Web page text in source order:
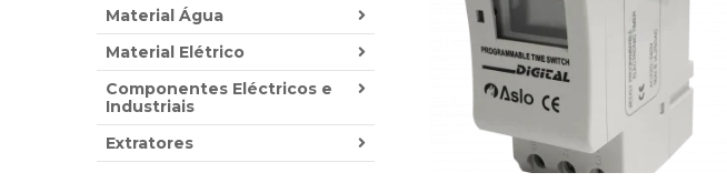
Material Água
Material Elétrico
Componentes Eléctricos e
Industriais
Extratores